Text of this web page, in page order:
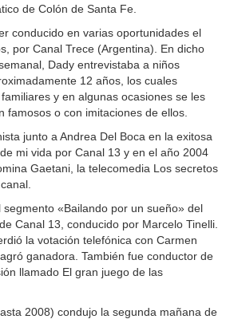
de Colón de Santa Fe.
conducido en varias oportunidades el
por Canal Trece (Argentina). En dicho
Dady entrevistaba a niños
12 años, los cuales
y en algunas ocasiones se les
famosos o con imitaciones de ellos.
junto a Andrea Del Boca en la exitosa
mi vida por Canal 13 y en el año 2004
Gaetani, la telecomedia Los secretos
«Bailando por un sueño» del
Canal 13, conducido por Marcelo Tinelli.
la votación telefónica con Carmen
ganadora. También fue conductor de
llamado El gran juego de las
2008) condujo la segunda mañana de